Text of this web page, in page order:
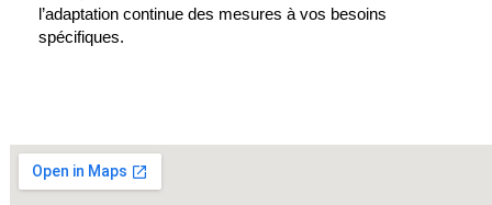
l’adaptation continue des mesures à vos besoins
spécifiques.